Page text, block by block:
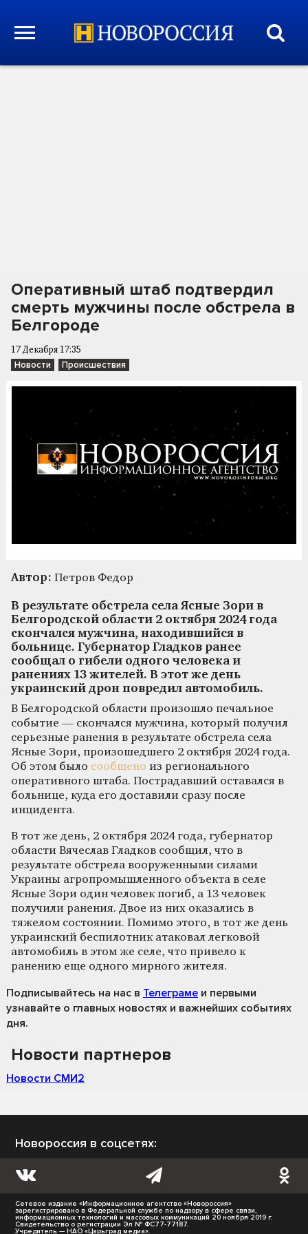
Оперативный штаб подтвердил
смерть мужчины после обстрела в
Белгороде
17 Декабря 17:35
Новости Происшествия
Автор: Петров Федор
В результате обстрела села Ясные Зори в
Белгородской области 2 октября 2024 года
скончался мужчина, находившийся в
больнице. Губернатор Гладков ранее
сообщал о гибели одного человека и
ранениях 13 жителей. В этот же день
украинский дрон повредил автомобиль.
В Белгородской области произошло печальное
событие — скончался мужчина, который получил
серьезные ранения в результате обстрела села
Ясные Зори, произошедшего 2 октября 2024 года.
Об этом было сообщено из регионального
оперативного штаба. Пострадавший оставался в
больнице, куда его доставили сразу после
инцидента.
В тот же день, 2 октября 2024 года, губернатор
области Вячеслав Гладков сообщил, что в
результате обстрела вооруженными силами
Украины агропромышленного объекта в селе
Ясные Зори один человек погиб, а 13 человек
получили ранения. Двое из них оказались в
тяжелом состоянии. Помимо этого, в тот же день
украинский беспилотник атаковал легковой
автомобиль в этом же селе, что привело к
ранению еще одного мирного жителя.
Подписывайтесь на нас в Телеграме и первыми
узнавайте о главных новостях и важнейших событиях
дня.
Новости партнеров
Новости СМИ2
Новороссия в соцсетях:
Сетевое издание «Информационное агентство «Новороссия»
зарегистрировано в Федеральной службе по надзору в сфере связи,
информационных технологий и массовых коммуникаций 20 ноября 2019 г.
Свидетельство о регистрации Эл № ФС77-77187.
Учредитель — НАО «Царьград медиа».